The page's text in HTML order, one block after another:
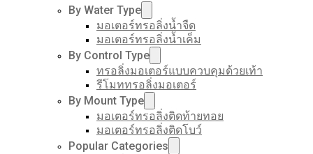
By Water Type
มอเตอร์ทรอลิ่งน้ำจืด
มอเตอร์ทรอลิ่งน้ำเค็ม
By Control Type
ทรอลิ่งมอเตอร์แบบควบคุมด้วยเท้า
รีโมททรอลิ่งมอเตอร์
By Mount Type
มอเตอร์ทรอลิ่งติดท้ายทอย
มอเตอร์ทรอลิ่งติดโบว์
Popular Categories